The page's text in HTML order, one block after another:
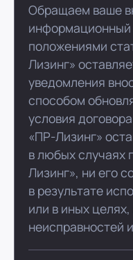
Обращаем ваше
информационный
положениями
Лизинг»
уведомления
способом
условия
«ПР-Лизинг»
в любых случаях
Лизинг», ни его
в результате
или в иных
неисправностей